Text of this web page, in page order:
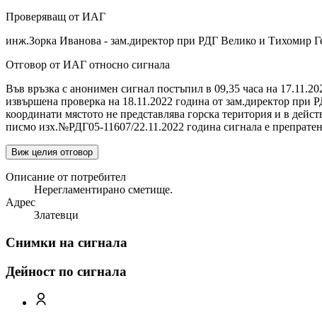
Проверяващ от ИАГ
инж.Зорка Иванова - зам.директор при РДГ Велико и Тихомир
Отговор от ИАГ относно сигнала
Във връзка с анонимен сигнал постъпил в 09,35 часа на
извършена проверка на 18.11.2022 година от зам.директор
координати мястото не представлява горска територия и в
писмо изх.№РДГ05-11607/22.11.2022 година сигнала е
Виж целия отговор
Описание от потребител
Нерегламентирано сметище.
Адрес
Златевци
Снимки на сигнала
Дейност по сигнала